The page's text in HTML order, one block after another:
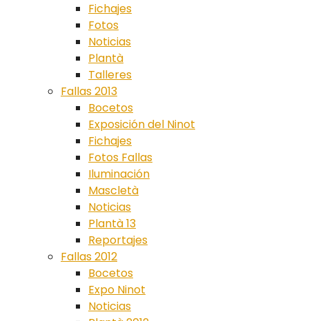
Fichajes
Fotos
Noticias
Plantà
Talleres
Fallas 2013
Bocetos
Exposición del Ninot
Fichajes
Fotos Fallas
Iluminación
Mascletà
Noticias
Plantà 13
Reportajes
Fallas 2012
Bocetos
Expo Ninot
Noticias